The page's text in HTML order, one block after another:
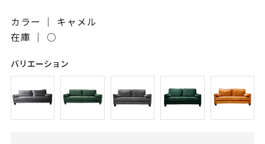
カラー ｜ キャメル
在庫 ｜ ○
バリエーション